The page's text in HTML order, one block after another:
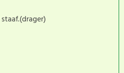
staaf.(drager)